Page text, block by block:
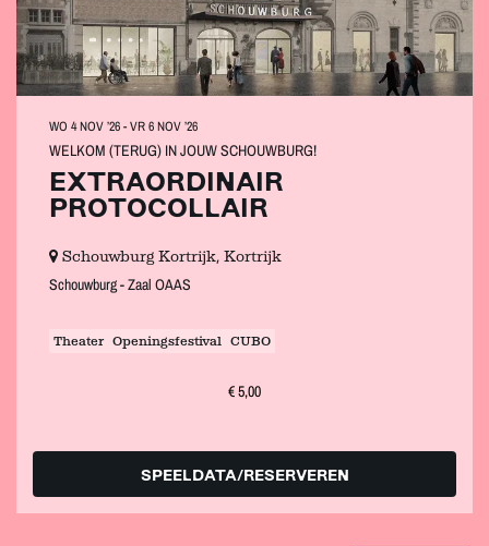
EXTRAORDINAIR
PROTOCOLLAIR
WELKOM (TERUG) IN JOUW SCHOUWBURG!
WO 4 NOV ’26-VR 6 NOV ’26
Schouwburg Kortrijk, Kortrijk
Schouwburg - Zaal OAAS
Theater Openingsfestival CUBO
€ 5,00
SPEELDATA/RESERVEREN